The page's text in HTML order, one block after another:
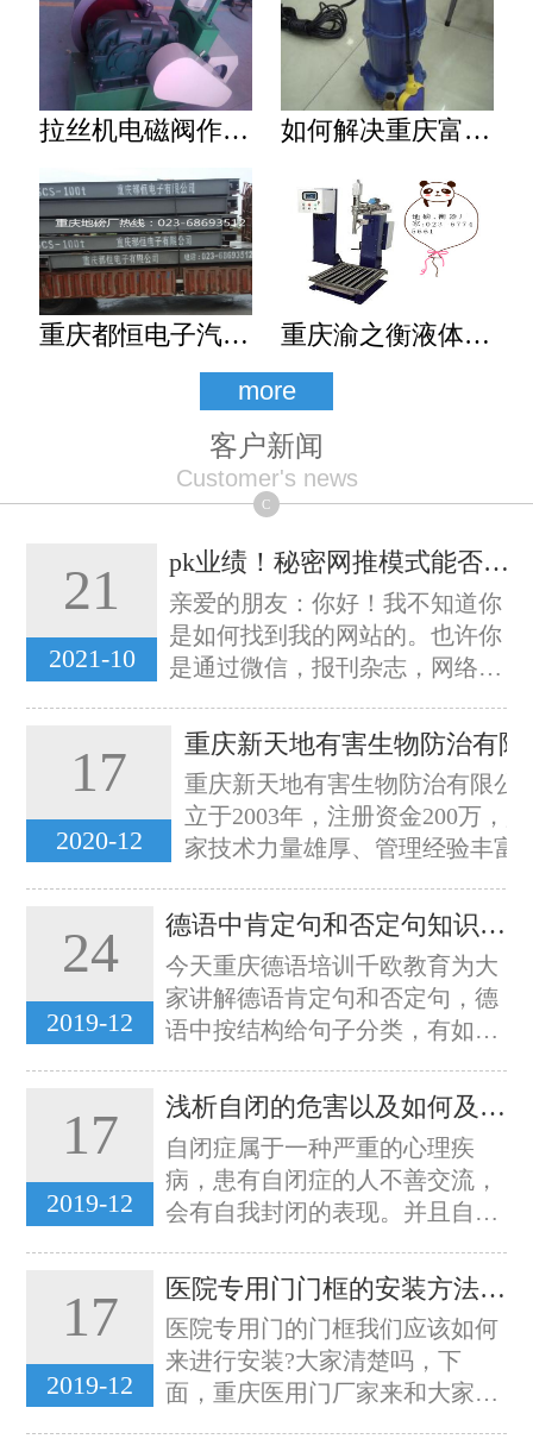
拉丝机电磁阀作用有哪些 如何解决重庆富兰克林污水泵堵塞难题?
重庆都恒电子汽车衡器
重庆渝之衡液体灌装秤
more
客户新闻
Customer's news
C
21
2021-10
pk业绩！秘密网推模式能否打败10人团队...
亲爱的朋友：你好！我不知道你
是如何找到我的网站的。也许你
是通过微信，报刊杂志，网络文
意间点进。但不管怎样，可以肯
定，你已经进入整个互联网中巨
有价值的一个网页。如果你有自
己的...
17
2020-12
重庆新天地有害生物防治有限公
立于2003年，注册资金200万，
家技术力量雄厚、管理经验丰富
业，公司专业从事：灭蚊蝇、灭
重庆灭蟑螂、灭白蚁等有害生物
24
2019-12
德语中肯定句和否定句知识学习
今天重庆德语培训千欧教育为大
家讲解德语肯定句和否定句，德
语中按结构给句子分类，有如下
的事实进行肯定 Er ist ein Leh...
17
2019-12
浅析自闭的危害以及如何及时治疗
自闭症属于一种严重的心理疾
病，患有自闭症的人不善交流，
会有自我封闭的表现。并且自闭
说，发生自闭症后一定要及时治
疗，不要错过了治疗疾病的最佳
时间，以下是重庆特殊教育专家
给大家带...
17
2019-12
医院专用门门框的安装方法分享
医院专用门的门框我们应该如何
来进行安装?大家清楚吗，下
面，重庆医用门厂家来和大家简